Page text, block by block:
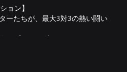
ョン】
ーたちが、最大3対3の熱い闘い
もプレイアブルキャラクターと